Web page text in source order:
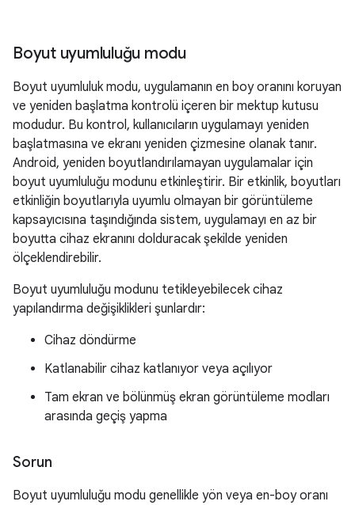
Boyut uyumluluğu modu
Boyut uyumluluk modu, uygulamanın en boy oranını koruyan
ve yeniden başlatma kontrolü içeren bir mektup kutusu
modudur. Bu kontrol, kullanıcıların uygulamayı yeniden
başlatmasına ve ekranı yeniden çizmesine olanak tanır.
Android, yeniden boyutlandırılamayan uygulamalar için
boyut uyumluluğu modunu etkinleştirir. Bir etkinlik, boyutları
etkinliğin boyutlarıyla uyumlu olmayan bir görüntüleme
kapsayıcısına taşındığında sistem, uygulamayı en az bir
boyutta cihaz ekranını dolduracak şekilde yeniden
ölçeklendirebilir.
Boyut uyumluluğu modunu tetikleyebilecek cihaz
yapılandırma değişiklikleri şunlardır:
Cihaz döndürme
Katlanabilir cihaz katlanıyor veya açılıyor
Tam ekran ve bölünmüş ekran görüntüleme modları
arasında geçiş yapma
Sorun
Boyut uyumluluğu modu genellikle yön veya en-boy oranı